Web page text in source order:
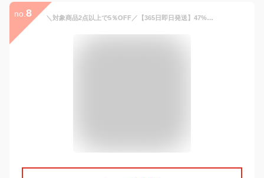
no. 8 ＼対象商品2点以上で5％OFF／【365日即日発送】47%OFF スカート 単品 ひざ丈 春夏秋冬 オールシーズン ウエストゴム フレアスカート タイトスカート ストレッチ 洗える 通勤 オフィス 大きいサイズ スーツ [M便 1/2] 【メール便送料無料】